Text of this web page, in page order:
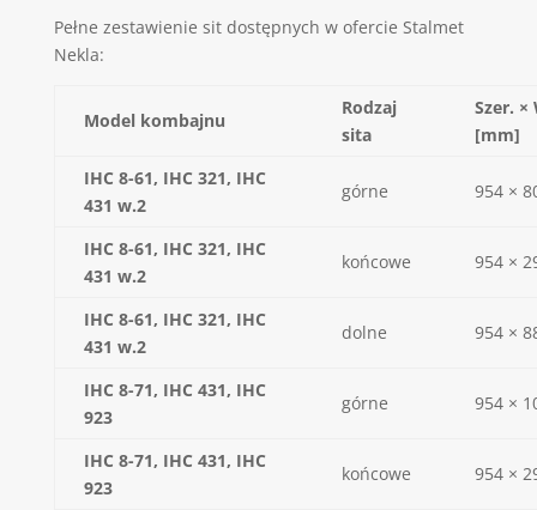
Pełne zestawienie sit dostępnych w ofercie Stalmet
Nekla:
Model kombajnu
Rodzaj
sita
Szer. ×
[mm]
IHC 8-61, IHC 321, IHC
431 w.2
górne 954 ×
IHC 8-61, IHC 321, IHC
431 w.2
końcowe 954 ×
IHC 8-61, IHC 321, IHC
431 w.2
dolne 954 ×
IHC 8-71, IHC 431, IHC
923
górne 954 ×
IHC 8-71, IHC 431, IHC
923
końcowe 954 ×